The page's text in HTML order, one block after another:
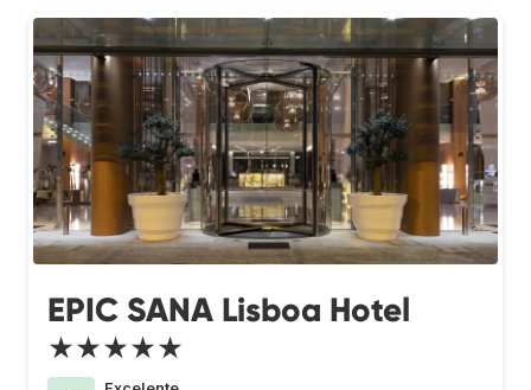
EPIC SANA Lisboa Hotel
★★★★★